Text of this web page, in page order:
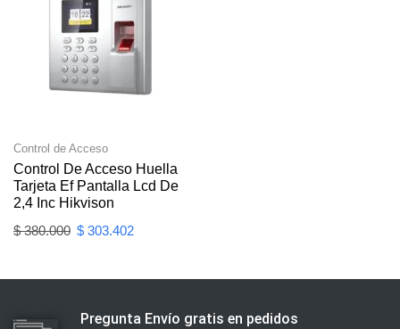
Control de Acceso
Control De Acceso Huella
Tarjeta Ef Pantalla Lcd De
2,4 Inc Hikvison
$380.000 $ 303.402
Pregunta Envío gratis en pedidos